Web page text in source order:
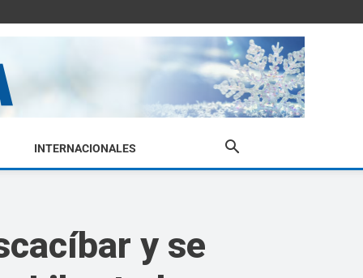
INTERNACIONALES
y se